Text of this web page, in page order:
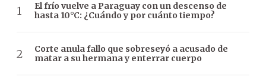
El frío vuelve a Paraguay con un descenso de
hasta 10°C: ¿Cuándo y por cuánto tiempo?
Corte anula fallo que sobreseyó a acusado de
matar a su hermana y enterrar cuerpo